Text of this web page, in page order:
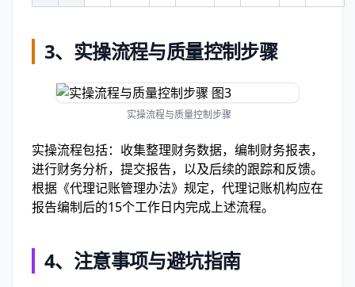
3、 实操流程与质量控制步骤
实操流程与质量控制步骤
实操流程包括：收集整理财务数据，编制财务报表，
进行财务分析，提交报告，以及后续的跟踪和反馈。
根据《代理记账管理办法》规定，代理记账机构应在
报告编制后的15个工作日内完成上述流程。
4、 注意事项与避坑指南